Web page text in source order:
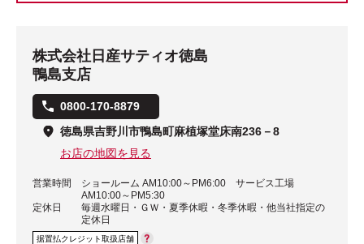
株式会社日産サティオ徳島
鴨島支店
0800-170-8879
徳島県吉野川市鴨島町麻植塚堂床南236－8
お店の地図を見る
営業時間
ショールーム AM10:00～PM6:00 サービス工場
AM10:00～PM5:30
定休日
毎週水曜日・ＧＷ・夏季休暇・冬季休暇・他当社指定の
定休日
据置払クレジット取扱店舗